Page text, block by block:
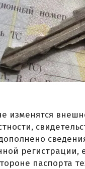
изменятся
паспорта